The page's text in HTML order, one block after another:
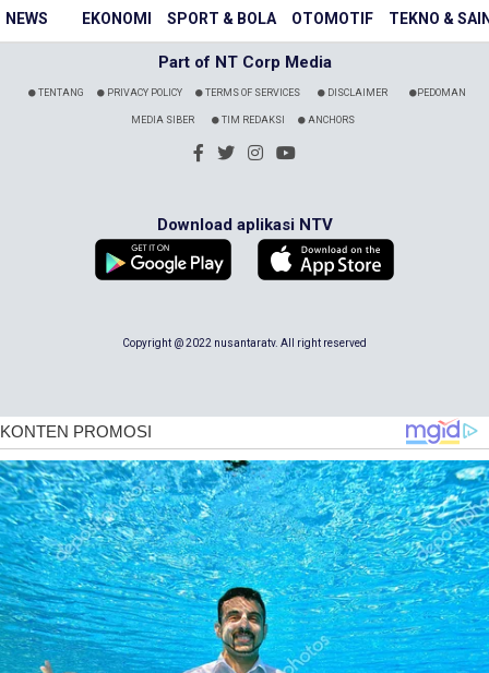
NEWS EKONOMI SPORT & BOLA OTOMOTIF TEKNO &
Part of NT Corp Media
TENTANG PRIVACY POLICY TERMS OF SERVICES DISCLAIMER PEDOMAN
MEDIA SIBER TIM REDAKSI ANCHORS
Download aplikasi NTV
Copyright @ 2022 nusantaratv. All right reserved